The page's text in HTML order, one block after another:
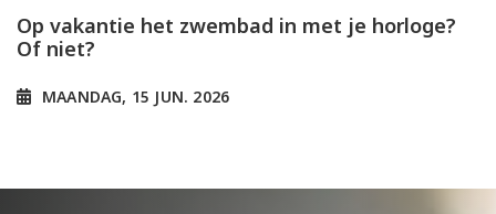
Op vakantie het zwembad in met je horloge?
Of niet?
MAANDAG, 15 JUN. 2026